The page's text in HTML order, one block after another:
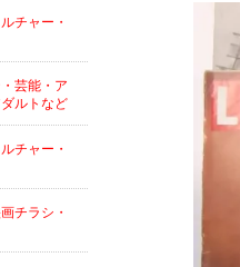
チャー・
芸能・ア
ルトなど
チャー・
チラシ・